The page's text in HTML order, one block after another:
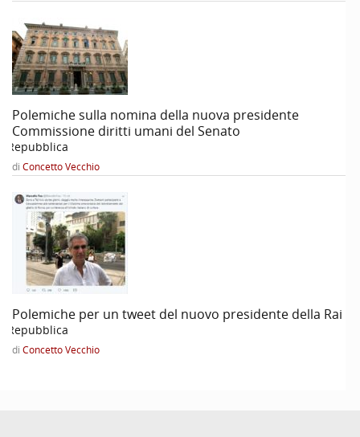
Polemiche sulla nomina della nuova presidente
Commissione diritti umani del Senato
Repubblica
di Concetto Vecchio
Polemiche per un tweet del nuovo presidente della Rai
Repubblica
di Concetto Vecchio